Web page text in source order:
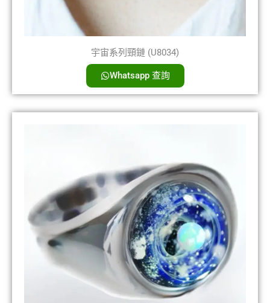
宇宙系列頸鏈 (U8034)
Whatsapp 查詢